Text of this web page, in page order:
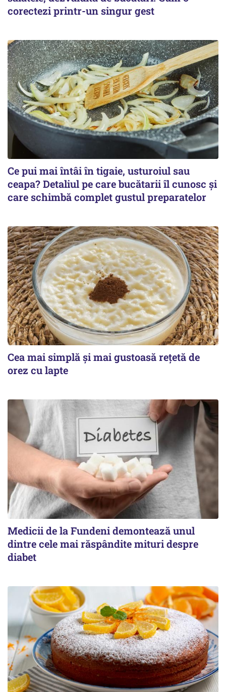
corectezi printr-un singur gest
Ce pui mai întâi în tigaie, usturoiul sau
ceapa? Detaliul pe care bucătarii îl cunosc și
care schimbă complet gustul preparatelor
Cea mai simplă și mai gustoasă rețetă de
orez cu lapte
Medicii de la Fundeni demontează unul
dintre cele mai răspândite mituri despre
diabet